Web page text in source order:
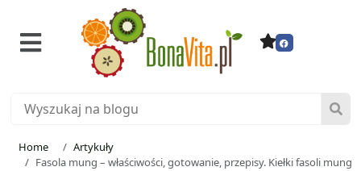
Home
Artykuły
Fasola mung – właściwości, gotowanie, przepisy. Kiełki fasoli mung